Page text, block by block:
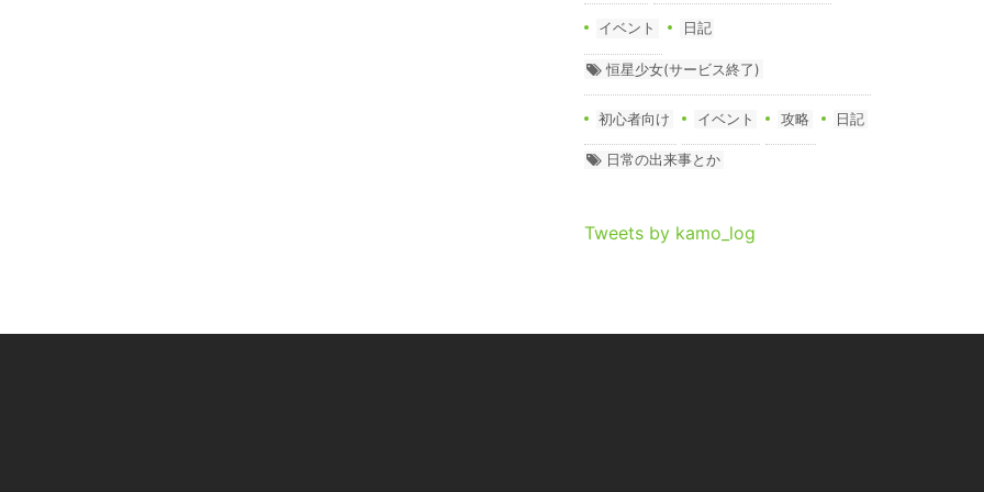
イベント 日記
恒星少女(サービス終了)
初心者向け イベント 攻略 日記
日常の出来事とか
Tweets by kamo_log